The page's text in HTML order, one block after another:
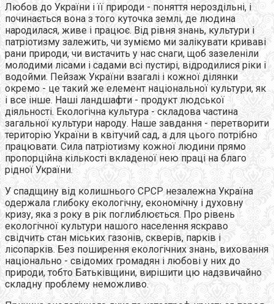
Любов до України і її природи - поняття нероздільні, і
починається вона з того куточка землі, де людина
народилася, живе і працює. Від рівня знань, культури і
патріотизму залежить, чи зуміємо ми залікувати криваві
рани природи, чи вистачить у нас снаги, щоб зазеленіли
молодими лісами і садами всі пустирі, відродилися ріки і
водойми. Пейзаж України взагалі і кожної ділянки
окремо - це такий же елемент національної культури, як
і все інше. Наші ландшафти - продукт людської
діяльності. Екологічна культура - складова частина
загальної культури народу. Наше завдання - перетворити
територію України в квітучий сад, а для цього потрібно
працювати. Сила патріотизму кожної людини прямо
пропорційна кількості вкладеної нею праці на благо
рідної України.
У спадщину від колишнього СРСР незалежна Україна
одержала глибоку екологічну, економічну і духовну
кризу, яка з року в рік поглиблюється. Про рівень
екологічної культури нашого населення яскраво
свідчить стан міських газонів, скверів, парків і
лісопарків. Без поширення екологічних знань, виховання
національно - свідомих громадян і любові у них до
природи, тобто Батьківщини, вирішити цю надзвичайно
складну проблему неможливо.